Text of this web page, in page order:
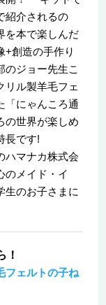
紹介されるの
を本で楽しんだ
+創造の手作り
のジョー先生こ
リル製羊毛フェ
「にゃんころ通
の世界が楽しめ
長です!
ハマナカ株式会
のメイド・イ
生のお子さまに
！
ェルトの子ね